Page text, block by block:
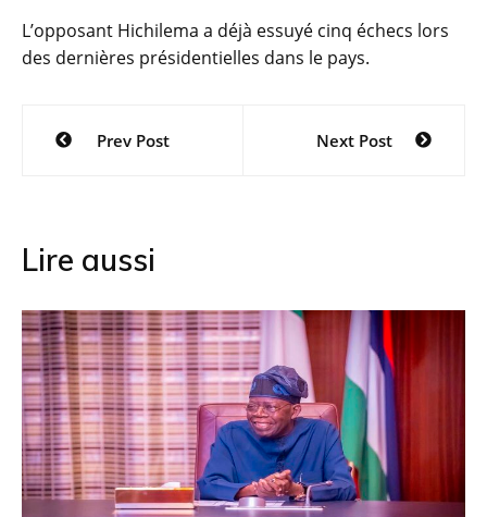
L’opposant Hichilema a déjà essuyé cinq échecs lors
des dernières présidentielles dans le pays.
Navigation
Prev Post Next Post
Lire aussi